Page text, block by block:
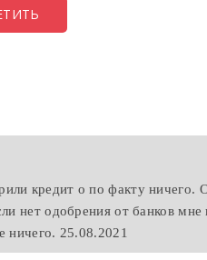
кредит о по факту ничего.
нет одобрения от банков мне
ничего. 25.08.2021